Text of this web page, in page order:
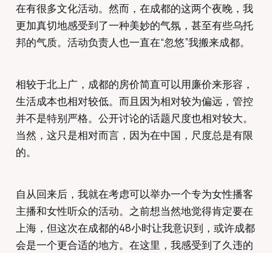
在有很多文化活动。然而，在成都的这两个夜晚，我
更加真切地感受到了一种美妙的气氛，甚至有些乌托
邦的气质。活动负责人也一直在“忽悠”我搬来成都。
相较于北上广，成都的房价简直可以用廉价来形容，
生活成本也相对较低。而且因为相对较为偏远，管控
并不是特别严格。公开讨论的话题尺度也相对较大。
当然，这只是相对而言，因为在中国，尺度总是有限
的。
自从回来后，我就在考虑可以举办一个专为女性播客
主播和女性听众的活动。之前想当然地觉得肯定要在
上海，但这次在成都的48小时让我意识到，或许成都
会是一个更合适的地方。在这里，我感受到了久违的